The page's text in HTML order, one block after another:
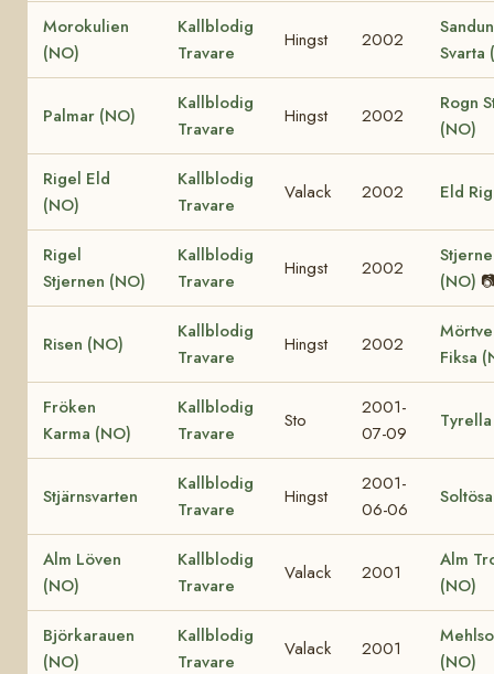
Morokulien
(NO)
Kallblodig
Travare
Hingst 2002
Svarta
Palmar (NO)
Kallblodig
Travare
Hingst 2002
Rogn
(NO)
Rigel Eld
(NO)
Kallblodig
Travare
Valack 2002 Eld
Rigel
Stjernen (NO)
Kallblodig
Travare
Hingst 2002
(NO)
Risen (NO)
Kallblodig
Travare
Hingst 2002
Fiksa
Fröken
Karma (NO)
Kallblodig
Travare
Sto
2001-
07-09
Stjärnsvarten
Kallblodig
Travare
Hingst
2001-
06-06
Soltösa
Alm Löven
(NO)
Kallblodig
Travare
Valack 2001
Alm
(NO)
Björkarauen
(NO)
Kallblodig
Travare
Valack 2001
(NO)